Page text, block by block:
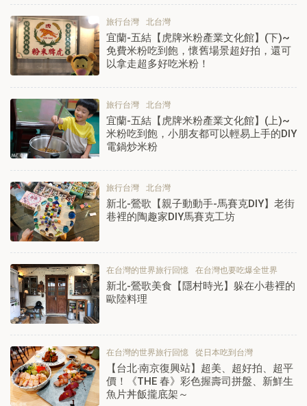
旅行台灣 北台灣
宜蘭-五結【虎牌米粉產業文化館】(下)~
免費米粉吃到飽，懷舊場景超好拍，還可
以拿走超多好吃米粉！
旅行台灣 北台灣
宜蘭-五結【虎牌米粉產業文化館】(上)~
米粉吃到飽，小朋友都可以輕易上手的DIY
電鍋炒米粉
旅行台灣 北台灣
新北-鶯歌【親子動動手-馬賽克DIY】老街
巷裡的陶趣家DIY馬賽克工坊
在台灣的世界旅行回憶 在台灣也要吃爆全世界
新北-鶯歌美食【隱村時光】躲在小巷裡的
歐陸料理
在台灣的世界旅行回憶 從日本吃到台灣
【台北‧南京復興站】超美、超好拍、超平
價！《THE 春》彩色握壽司拼盤、新鮮生
魚片丼飯攏底架～